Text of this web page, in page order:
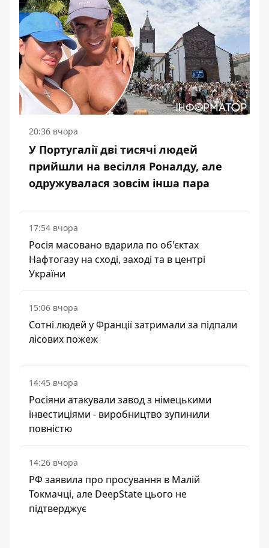
20:36 вчора
У Португалії дві тисячі людей
прийшли на весілля Роналду, але
одружувалася зовсім інша пара
17:54 вчора
Росія масовано вдарила по об'єктах
Нафтогазу на сході, заході та в центрі
України
15:06 вчора
Сотні людей у Франції затримали за підпали
лісових пожеж
14:45 вчора
Росіяни атакували завод з німецькими
інвестиціями - виробництво зупинили
повністю
14:26 вчора
РФ заявила про просування в Малій
Токмачці, але DeepState цього не
підтверджує